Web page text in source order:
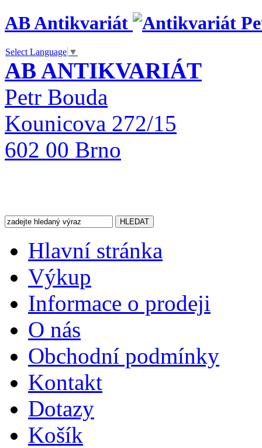
AB Antikvariát
Select Language ▼
AB ANTIKVARIÁT
Petr Bouda
Kounicova 272/15
602 00 Brno
Hlavní stránka
Výkup
Informace o prodeji
O nás
Obchodní podmínky
Kontakt
Dotazy
Košík